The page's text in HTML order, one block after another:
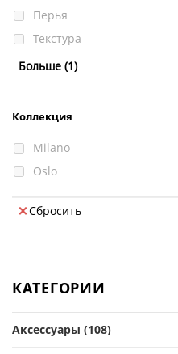
Перья
Текстура
Флористика
Больше (1)
Коллекция
Milano
Oslo
Сбросить
КАТЕГОРИИ
Аксессуары (108)